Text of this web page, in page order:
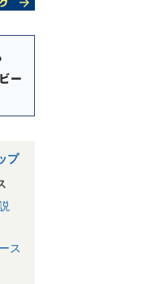
プ
ス